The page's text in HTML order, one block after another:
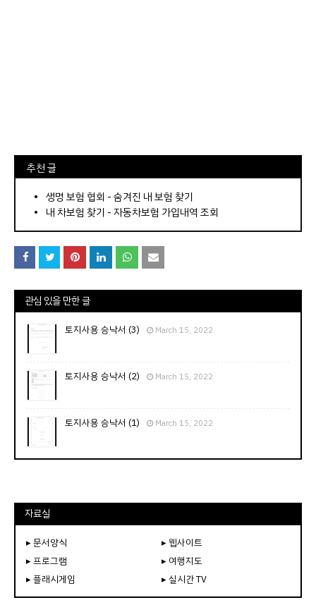
⠀추천 글
⠀­­­­­­­­؜؜؜؜­­­­­­­­؜؜؜؜• 생명 보험 협회 - 숨겨진 내 보험 찾기
내 차보험 찾기 - 자동차보험 가입내역 조회
관심 있을 만한 글
토지사용 승낙서 (3) March 15, 2022
토지사용 승낙서 (2) March 15, 2022
토지사용 승낙서 (1) March 15, 2022
자료실
▸ 문서양식
▸ 웹사이트
▸ 프로그램
▸ 여행지도
▸ 플래시게임
▸ 실시간 TV